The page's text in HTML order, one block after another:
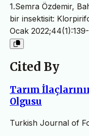
1.Semra Özdemir,
bir insektisit:
Ocak
Cited By
Tarım
Olgusu
Turkish Journal of